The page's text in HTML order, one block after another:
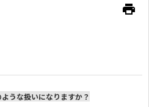
print
うな扱いになりますか？